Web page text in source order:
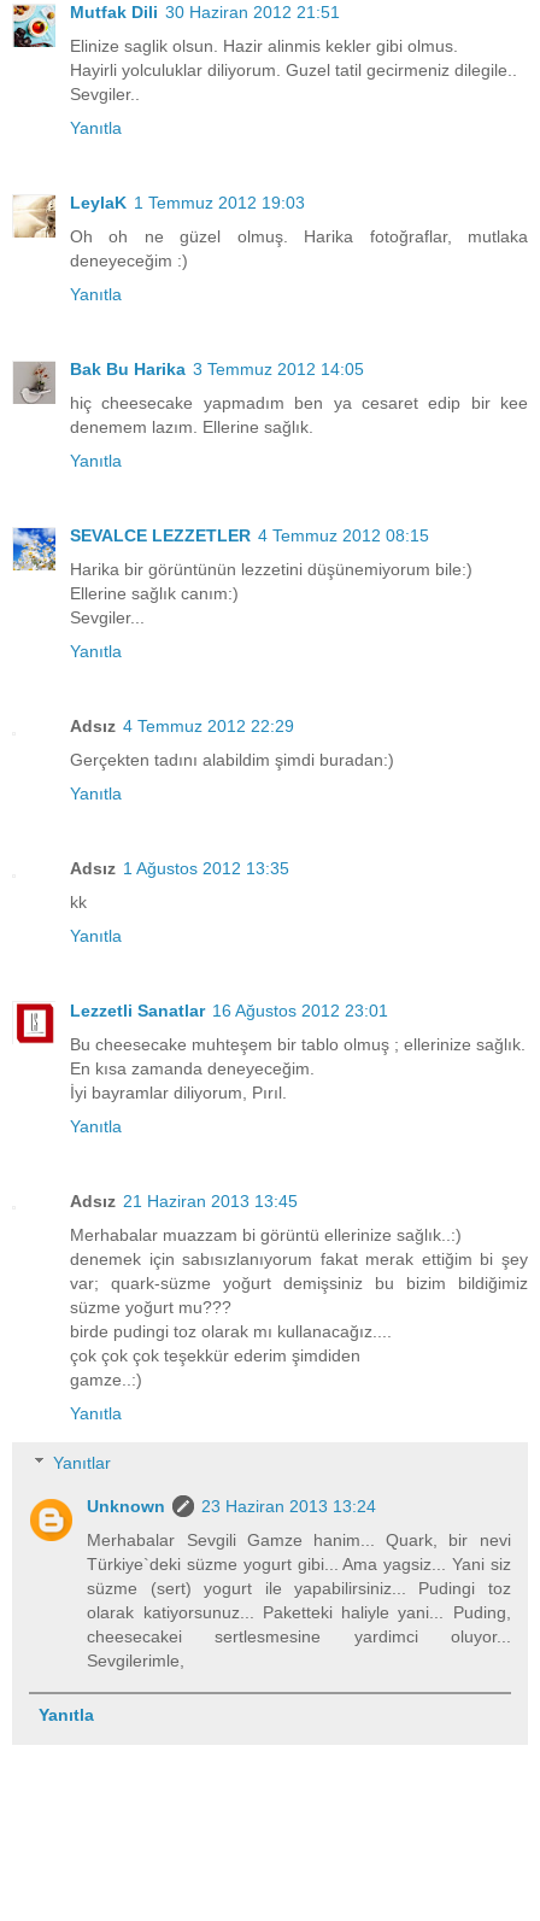
Mutfak Dili 30 Haziran 2012 21:51
Elinize saglik olsun. Hazir alinmis kekler gibi olmus.
Hayirli yolculuklar diliyorum. Guzel tatil gecirmeniz dilegile..
Sevgiler..
Yanıtla
LeylaK 1 Temmuz 2012 19:03
Oh oh ne güzel olmuş. Harika fotoğraflar, mutlaka
deneyeceğim :)
Yanıtla
Bak Bu Harika 3 Temmuz 2012 14:05
hiç cheesecake yapmadım ben ya cesaret edip bir kee
denemem lazım. Ellerine sağlık.
Yanıtla
SEVALCE LEZZETLER 4 Temmuz 2012 08:15
Harika bir görüntünün lezzetini düşünemiyorum bile:)
Ellerine sağlık canım:)
Sevgiler...
Yanıtla
Adsız 4 Temmuz 2012 22:29
Gerçekten tadını alabildim şimdi buradan:)
Yanıtla
Adsız 1 Ağustos 2012 13:35
kk
Yanıtla
Lezzetli Sanatlar 16 Ağustos 2012 23:01
Bu cheesecake muhteşem bir tablo olmuş ; ellerinize sağlık.
En kısa zamanda deneyeceğim.
İyi bayramlar diliyorum, Pırıl.
Yanıtla
Adsız 21 Haziran 2013 13:45
Merhabalar muazzam bi görüntü ellerinize sağlık..:)
denemek için sabısızlanıyorum fakat merak ettiğim bi şey
var; quark-süzme yoğurt demişsiniz bu bizim bildiğimiz
süzme yoğurt mu???
birde pudingi toz olarak mı kullanacağız....
çok çok çok teşekkür ederim şimdiden
gamze..:)
Yanıtla
Yanıtlar
Unknown
23 Haziran 2013 13:24
Merhabalar Sevgili Gamze hanim... Quark, bir nevi
Türkiye`deki süzme yogurt gibi... Ama yagsiz... Yani siz
süzme (sert) yogurt ile yapabilirsiniz... Pudingi toz
olarak katiyorsunuz... Paketteki haliyle yani... Puding,
cheesecakei sertlesmesine yardimci oluyor...
Sevgilerimle,
Yanıtla